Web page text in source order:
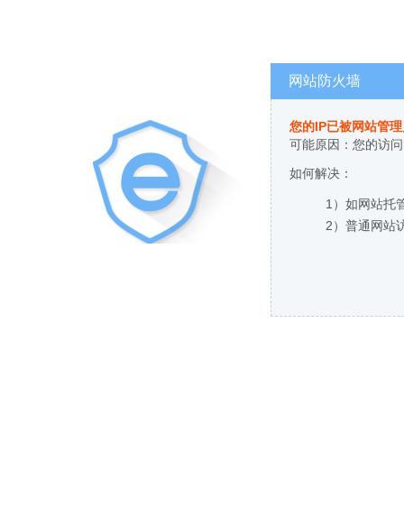
网站防火墙
您的IP已被网站管
可能原因：您的访
如何解决：
1）如网站托
2）普通网站